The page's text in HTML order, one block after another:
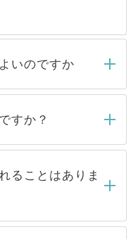
いのですか
、弊社担当者がご
後メールもしくは
にはご連絡をせて
らくお待ちくださ
すか？
扱っている求人の
トからご覧いただ
す。非公開求人は
般には公開してい
ることはありま
とは一切ありませ